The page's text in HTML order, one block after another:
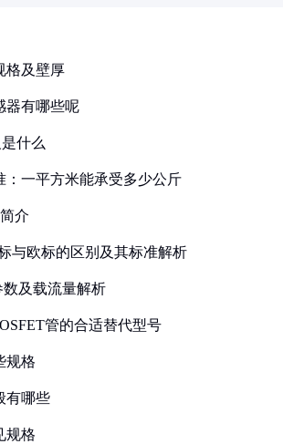
格及壁厚
器有哪些呢
什么
：一平方米能承受多少公斤
介
与欧标的区别及其标准解析
数及载流量解析
管的合适替代型号
规格
有哪些
规格